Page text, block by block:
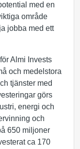
med en
område
jobba med ett
Almi Invests
och medelstora
tjänster med
görs
energi och
och
650 miljoner
ca 170